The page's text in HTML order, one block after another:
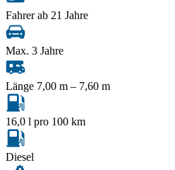
Fahrer ab 21 Jahre
Max. 3 Jahre
Länge 7,00 m – 7,60 m
16,0 l pro 100 km
Diesel